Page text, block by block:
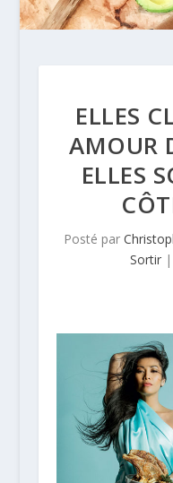
ELLES
AMOUR
ELLES
Posté par
Sortir